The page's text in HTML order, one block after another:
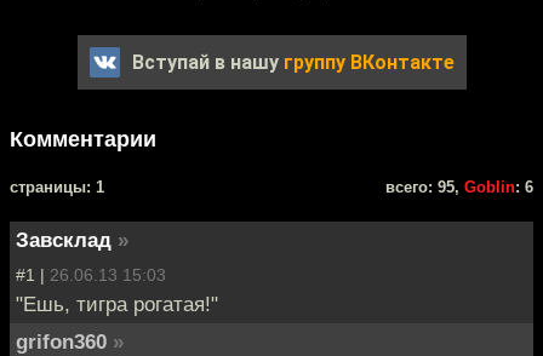
Вступай в нашу группу ВКонтакте
Комментарии
cтраницы: 1 всего: 95, Goblin: 6
Завсклад »
#1 | 26.06.13 15:03
"Ешь, тигра рогатая!"
grifon360 »